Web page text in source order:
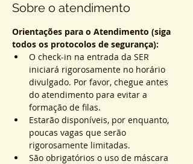
Sobre o atendimento
Orientações para o Atendimento (siga
todos os protocolos de segurança):
O check-in na entrada da SER
iniciará rigorosamente no horário
divulgado. Por favor, chegue antes
do atendimento para evitar a
formação de filas.
Estarão disponíveis, por enquanto,
poucas vagas que serão
rigorosamente limitadas.
São obrigatórios o uso de máscara